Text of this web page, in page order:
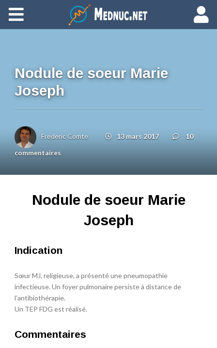
Ajouter du contenu
Nodule de soeur Marie
Joseph
Frederic Comte 13 mars 2017
10
commentaires
Nodule de soeur Marie
Joseph
Indication
Sœur MJ, religieuse, a présenté une pneumopathie
infectieuse. Un foyer pulmonaire persiste à distance de
l’antibiothérapie.
Un TEP FDG est réalisé.
Commentaires